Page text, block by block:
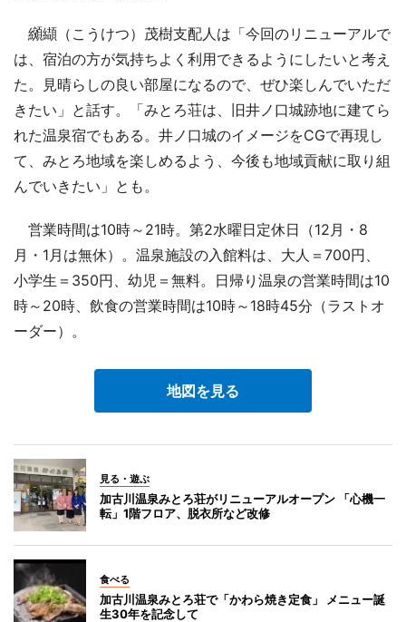
纐纈（こうけつ）茂樹支配人は「今回のリニューアルで
は、宿泊の方が気持ちよく利用できるようにしたいと考え
た。見晴らしの良い部屋になるので、ぜひ楽しんでいただ
きたい」と話す。「みとろ荘は、旧井ノ口城跡地に建てら
れた温泉宿でもある。井ノ口城のイメージをCGで再現し
て、みとろ地域を楽しめるよう、今後も地域貢献に取り組
んでいきたい」とも。
営業時間は10時～21時。第2水曜日定休日（12月・8
月・1月は無休）。温泉施設の入館料は、大人＝700円、
小学生＝350円、幼児＝無料。日帰り温泉の営業時間は10
時～20時、飲食の営業時間は10時～18時45分（ラストオ
ーダー）。
地図を見る
見る・遊ぶ
加古川温泉みとろ荘がリニューアルオープン 「心機一
転」1階フロア、脱衣所など改修
食べる
加古川温泉みとろ荘で「かわら焼き定食」 メニュー誕
生30年を記念して